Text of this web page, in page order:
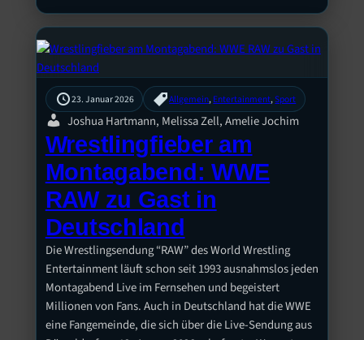
23. Januar 2026 Allgemein, Entertainment, Sport
Joshua Hartmann, Melissa Zell, Amelie Jochim
Wrestlingfieber am
Montagabend: WWE
RAW zu Gast in
Deutschland
Die Wrestlingsendung “RAW” des World Wrestling
Entertainment läuft schon seit 1993 ausnahmslos jeden
Montagabend Live im Fernsehen und begeistert
Millionen von Fans. Auch in Deutschland hat die WWE
eine Fangemeinde, die sich über die Live-Sendung aus